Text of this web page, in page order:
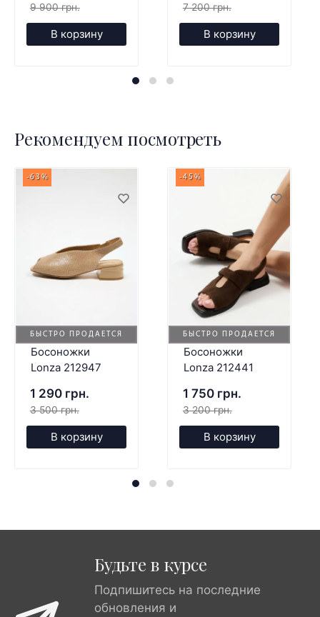
9 900 грн.
В корзину
7 200 грн.
В корзину
Рекомендуем посмотреть
БЫСТРО ПРОДАЕТСЯ
-63%
Босоножки
Lonza 212947
1 290 грн.
3 500 грн.
В корзину
БЫСТРО ПРОДАЕТСЯ
-45%
Босоножки
Lonza 212441
1 750 грн.
3 200 грн.
В корзину
Будьте в курсе
Подпишитесь на последние
обновления и